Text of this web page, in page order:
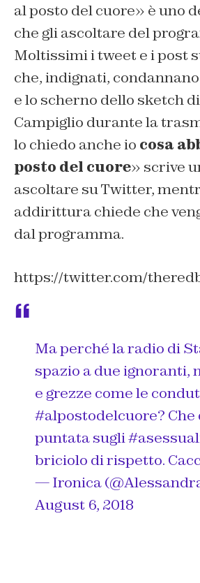
al posto del cuore» è uno
che gli ascoltare del
Moltissimi i tweet e i post
che, indignati,
e lo scherno dello sketch
Campiglio durante la
lo chiedo anche io cosa
posto del cuore» scrive
ascoltare su Twitter,
addirittura chiede che
dal programma.
https://twitter.com/
Ma perché la radio di
spazio a due ignoranti,
e grezze come le
#alpostodelcuore?
puntata sugli
briciolo di rispetto.
— Ironica
August 6, 2018